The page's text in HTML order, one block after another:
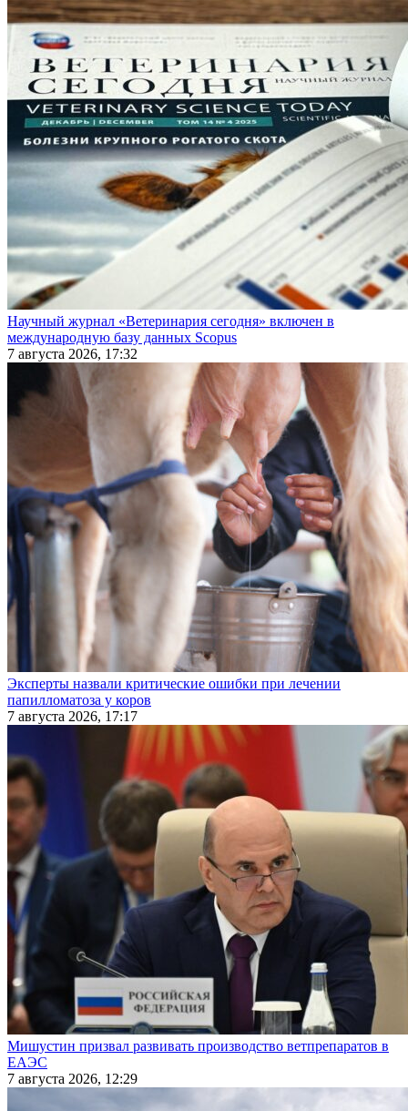
Научный журнал «Ветеринария сегодня» включен в
международную базу данных Scopus
7 августа 2026, 17:32
Эксперты назвали критические ошибки при лечении
папилломатоза у коров
7 августа 2026, 17:17
Мишустин призвал развивать производство ветпрепаратов в
ЕАЭС
7 августа 2026, 12:29